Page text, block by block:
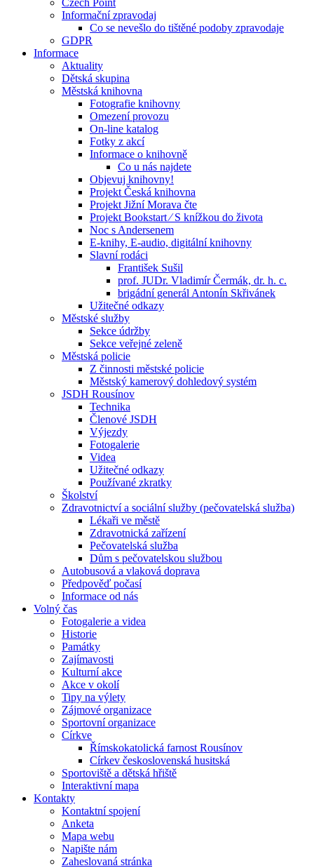
Czech Point
Informační zpravodaj
Co se nevešlo do tištěné podoby zpravodaje
GDPR
Informace
Aktuality
Dětská skupina
Městská knihovna
Fotografie knihovny
Omezení provozu
On-line katalog
Fotky z akcí
Informace o knihovně
Co u nás najdete
Objevuj knihovny!
Projekt Česká knihovna
Projekt Jižní Morava čte
Projekt Bookstart ⁄ S knížkou do života
Noc s Andersenem
E-knihy, E-audio, digitální knihovny
Slavní rodáci
František Sušil
prof. JUDr. Vladimír Čermák, dr. h. c.
brigádní generál Antonín Skřivánek
Užitečné odkazy
Městské služby
Sekce údržby
Sekce veřejné zeleně
Městská policie
Z činnosti městské policie
Městský kamerový dohledový systém
JSDH Rousínov
Technika
Členové JSDH
Výjezdy
Fotogalerie
Videa
Užitečné odkazy
Používané zkratky
Školství
Zdravotnictví a sociální služby (pečovatelská služba)
Lékaři ve městě
Zdravotnická zařízení
Pečovatelská služba
Dům s pečovatelskou službou
Autobusová a vlaková doprava
Předpověď počasí
Informace od nás
Volný čas
Fotogalerie a videa
Historie
Památky
Zajímavosti
Kulturní akce
Akce v okolí
Tipy na výlety
Zájmové organizace
Sportovní organizace
Církve
Římskokatolická farnost Rousínov
Církev československá husitská
Sportoviště a dětská hřiště
Interaktivní mapa
Kontakty
Kontaktní spojení
Anketa
Mapa webu
Napište nám
Zaheslovaná stránka